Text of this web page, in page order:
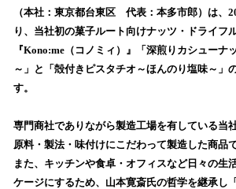
を
読
込
み
中
す
（本社：東京都台東区 代表：本多市郎）は、
り、当社初の菓子ルート向けナッツ・ドライフ
『Kono:me（コノミィ）』「深煎りカシューナ
～」と「殻付きピスタチオ～ほんのり塩味～」
す。
専門商社でありながら製造工場を有している当
原料・製法・味付けにこだわって製造した商品で
また、キッチンや食卓・オフィスなど日々の生
ケージにするため、山本寛斎氏の哲学を継承し